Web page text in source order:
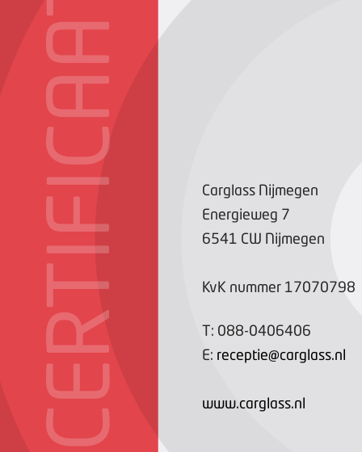
CERTIFICAAT
Carglass Nijmegen
Energieweg 7
6541 CW Nijmegen
KvK nummer 17070798
T: 088-0406406
E: receptie@carglass.nl
www.carglass.nl